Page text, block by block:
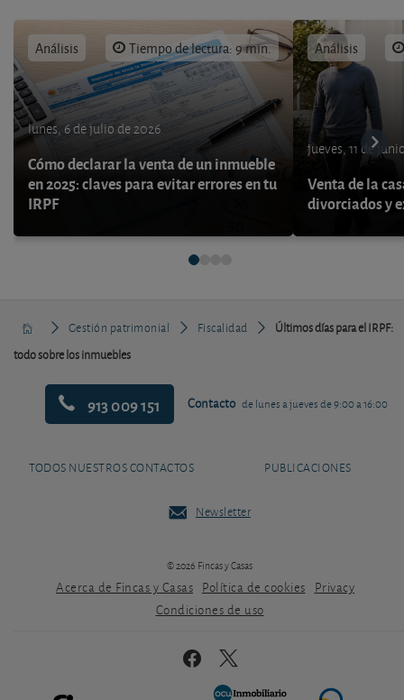
Análisis Tiempo de lectura: 9 min.
lunes, 6 de julio de 2026
Cómo declarar la venta de un inmueble
en 2025: claves para evitar errores en tu
IRPF
Análisis
jueves, 11 de
Venta de la
divorciados y
Gestión patrimonial Fiscalidad
Últimos días para el IRPF:
todo sobre los inmuebles
913 009 151 Contacto de lunes a jueves de 9:00 a 16:00
TODOS NUESTROS CONTACTOS PUBLICACIONES
Newsletter
© 2026 Fincas y Casas
Acerca de Fincas y Casas Política de cookies
Privacy
Condiciones de uso